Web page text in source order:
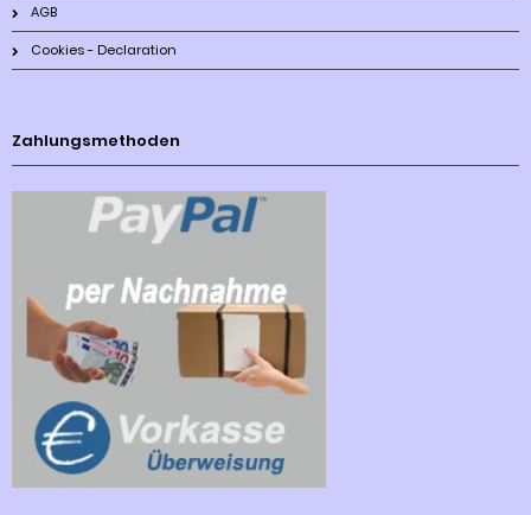
AGB
Cookies - Declaration
Zahlungsmethoden